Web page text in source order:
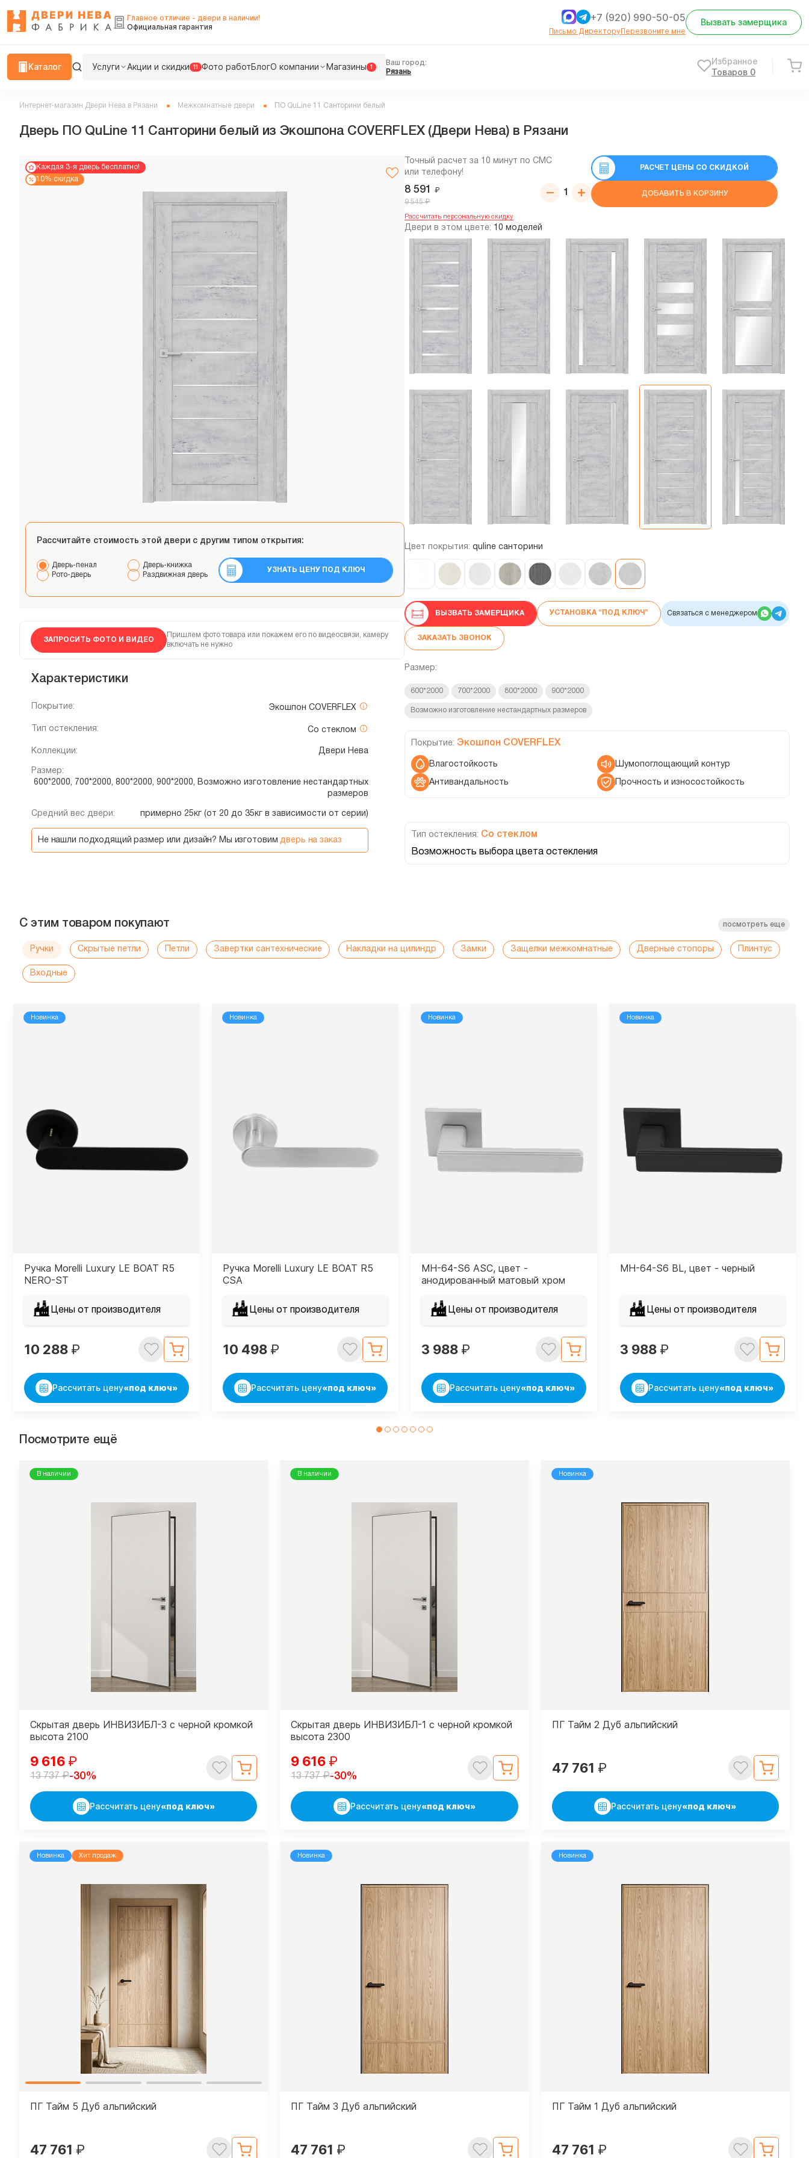
Главное отличие - двери в наличии!
Официальная гарантия
+7 (920) 990-50-05
Письмо ДиректоруПерезвоните мне
Вызвать замерщика
Каталог Услуги Акции и скидки 11 Фото работБлогО компании Магазины 1
Ваш город:
Рязань
Избранное
Товаров 0
Интернет-магазин Двери Нева в Рязани Межкомнатные двери ПО QuLine 11 Санторини белый
Дверь ПО QuLine 11 Санторини белый из Экошпона COVERFLEX (Двери Нева) в Рязани
Каждая 3-я дверь бесплатно!
10% скидка
Рассчитайте стоимость этой двери с другим типом открытия:
Дверь-пенал
Дверь-книжка
Рото-дверь
Раздвижная дверь
УЗНАТЬ ЦЕНУ ПОД КЛЮЧ
ЗАПРОСИТЬ ФОТО И ВИДЕО
Пришлем фото товара или покажем его по видеосвязи, камеру
включать не нужно
Характеристики
Покрытие: Экошпон COVERFLEX
Тип остекления: Со стеклом
Коллекции: Двери Нева
Размер:
600*2000, 700*2000, 800*2000, 900*2000, Возможно изготовление нестандартных
размеров
Средний вес двери: примерно 25кг (от 20 до 35кг в зависимости от серии)
Не нашли подходящий размер или дизайн? Мы изготовим дверь на заказ
Точный расчет за 10 минут по СМС
или телефону!
8 591 ₽
9 545₽
РАСЧЕТ ЦЕНЫ СО СКИДКОЙ
ДОБАВИТЬ В КОРЗИНУ
Рассчитать персональную скидку
Двери в этом цвете: 10 моделей
Цвет покрытия: quline санторини
ВЫЗВАТЬ ЗАМЕРЩИКА УСТАНОВКА “ПОД КЛЮЧ” Связаться с менеджером
ЗАКАЗАТЬ ЗВОНОК
Размер:
600*2000 700*2000 800*2000 900*2000
Возможно изготовление нестандартных размеров
Покрытие: Экошпон COVERFLEX
Влагостойкость Шумопоглощающий контур
Антивандальность Прочность и износостойкость
Тип остекления: Со стеклом
Возможность выбора цвета остекления
С этим товаром покупают посмотреть еще
Ручки Скрытые петли Петли Завертки сантехнические Накладки на цилиндр Замки Защелки межкомнатные Дверные стопоры Плинтус
Входные
Новинка
Ручка Morelli Luxury LE BOAT R5
NERO-ST
Цены от производителя
10 288 ₽
Рассчитать цену«под ключ»
Новинка
Ручка Morelli Luxury LE BOAT R5
CSA
Цены от производителя
10 498 ₽
Рассчитать цену«под ключ»
Новинка
MH-64-S6 ASC, цвет -
анодированный матовый хром
Цены от производителя
3 988 ₽
Рассчитать цену«под ключ»
Новинка
MH-64-S6 BL, цвет - черный
Цены от производителя
3 988 ₽
Рассчитать цену«под ключ»
Посмотрите ещё
В наличии
Скрытая дверь ИНВИЗИБЛ-3 с черной кромкой
высота 2100
9 616 ₽
13 737₽-30%
Рассчитать цену«под ключ»
В наличии
Скрытая дверь ИНВИЗИБЛ-1 с черной кромкой
высота 2300
9 616 ₽
13 737₽-30%
Рассчитать цену«под ключ»
Новинка
ПГ Тайм 2 Дуб альпийский
47 761 ₽
Рассчитать цену«под ключ»
Новинка Хит продаж
ПГ Тайм 5 Дуб альпийский
47 761 ₽
Новинка
ПГ Тайм 3 Дуб альпийский
47 761 ₽
Новинка
ПГ Тайм 1 Дуб альпийский
47 761 ₽